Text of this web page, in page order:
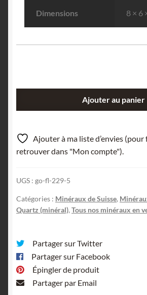
Dimensions 8 × 6
chloriteux,
Grisons,
Suisse.
Ajouter au panier
Ajouter à ma liste d’envies
retrouver dans "Mon compte").
UGS : go-fl-229-5
Catégories : Minéraux de Suisse,
Quartz (minéral), Tous nos minéraux en
Partager sur Twitter
Partager sur Facebook
Épingler de produit
Partager par Email